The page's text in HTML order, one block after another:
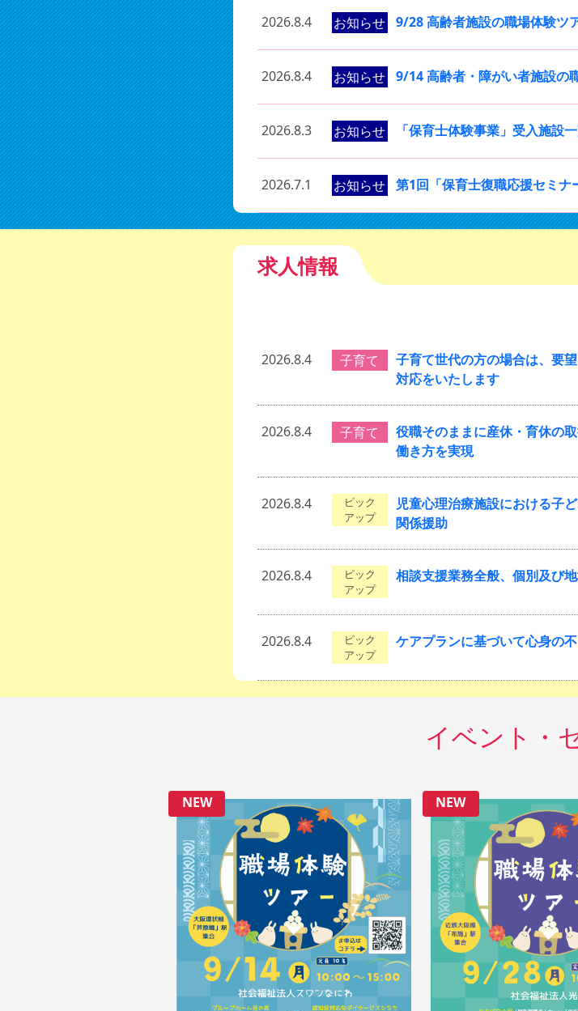
2026.8.4 お知らせ 9/28 高齢者施設の職場体験ツ
2026.8.4 お知らせ 9/14 高齢者・障がい者施設の
2026.8.3 お知らせ 「保育士体験事業」受入施設
2026.7.1 お知らせ 第1回「保育士復職応援セミナ
求人情報
2026.8.4 子育て
子育て世代の方の場合は、要
対応をいたします
2026.8.4 子育て
役職そのままに産休・育休の
働き方を実現
2026.8.4
ピック
アップ
児童心理治療施設における子
関係援助
2026.8.4
ピック
アップ
相談支援業務全般、個別及び
2026.8.4
ピック
アップ
ケアプランに基づいて心身の
イベント・